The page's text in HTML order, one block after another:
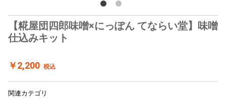
【糀屋団四郎味噌×にっぽん てならい堂】味噌
仕込みキット
￥2,200 税込
関連カテゴリ